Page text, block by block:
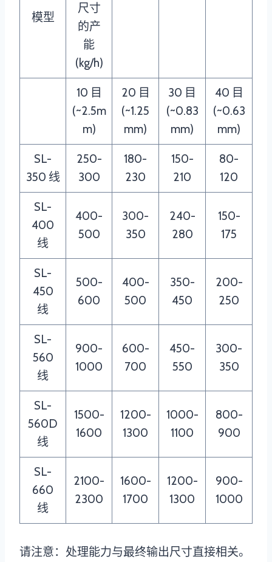
模型
尺寸
的产
能
(kg/h)
10 目
(~2.5m
m)
20 目
(~1.25
mm)
30 目
(~0.83
mm)
40 目
(~0.63
mm)
SL-
350 线
250-
300
180-
230
150-
210
80-
120
SL-
400
线
400-
500
300-
350
240-
280
150-
175
SL-
450
线
500-
600
400-
500
350-
450
200-
250
SL-
560
线
900-
1000
600-
700
450-
550
300-
350
SL-
560D
线
1500-
1600
1200-
1300
1000-
1100
800-
900
SL-
660
线
2100-
2300
1600-
1700
1200-
1300
900-
1000
请注意：处理能力与最终输出尺寸直接相关。